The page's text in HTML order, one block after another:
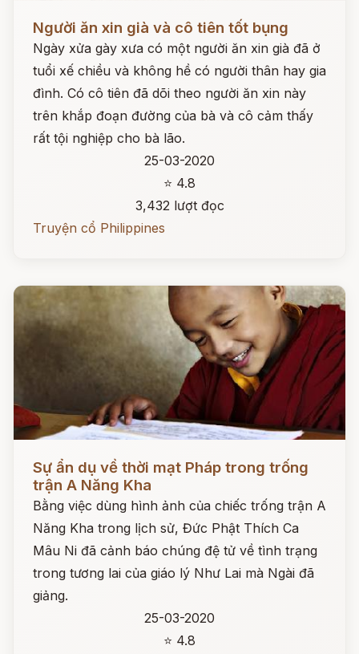
Người ăn xin già và cô tiên tốt bụng
Ngày xửa gày xưa có một người ăn xin già đã ở
tuổi xế chiều và không hề có người thân hay gia
đình. Có cô tiên đã dõi theo người ăn xin này
trên khắp đoạn đường của bà và cô cảm thấy
rất tội nghiệp cho bà lão.
25-03-2020
⭐ 4.8
3,432 lượt đọc
Truyện cổ Philippines
Đọc ngay
Sự ẩn dụ về thời mạt Pháp trong trống
trận A Năng Kha
Bằng việc dùng hình ảnh của chiếc trống trận A
Năng Kha trong lịch sử, Đức Phật Thích Ca
Mâu Ni đã cảnh báo chúng đệ tử về tình trạng
trong tương lai của giáo lý Như Lai mà Ngài đã
giảng.
25-03-2020
⭐ 4.8